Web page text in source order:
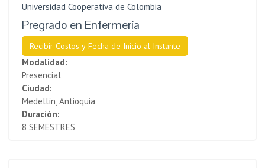
Universidad Cooperativa de Colombia
Pregrado en Enfermería
Recibir Costos y Fecha de Inicio al Instante
Modalidad:
Presencial
Ciudad:
Medellín, Antioquia
Duración:
8 SEMESTRES